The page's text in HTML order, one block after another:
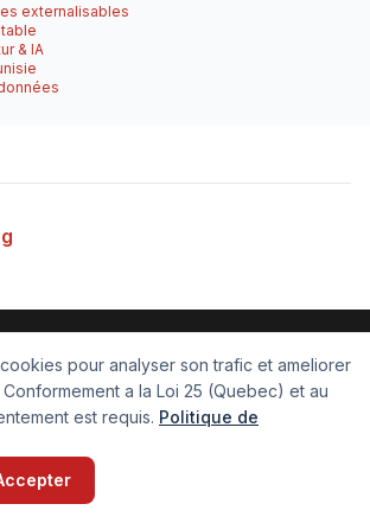
externalisables
& IA
disponible cette semaine
nos bureaux
pour analyser son trafic et ameliorer
a la Loi 25 (Quebec) et au
est requis. Politique de